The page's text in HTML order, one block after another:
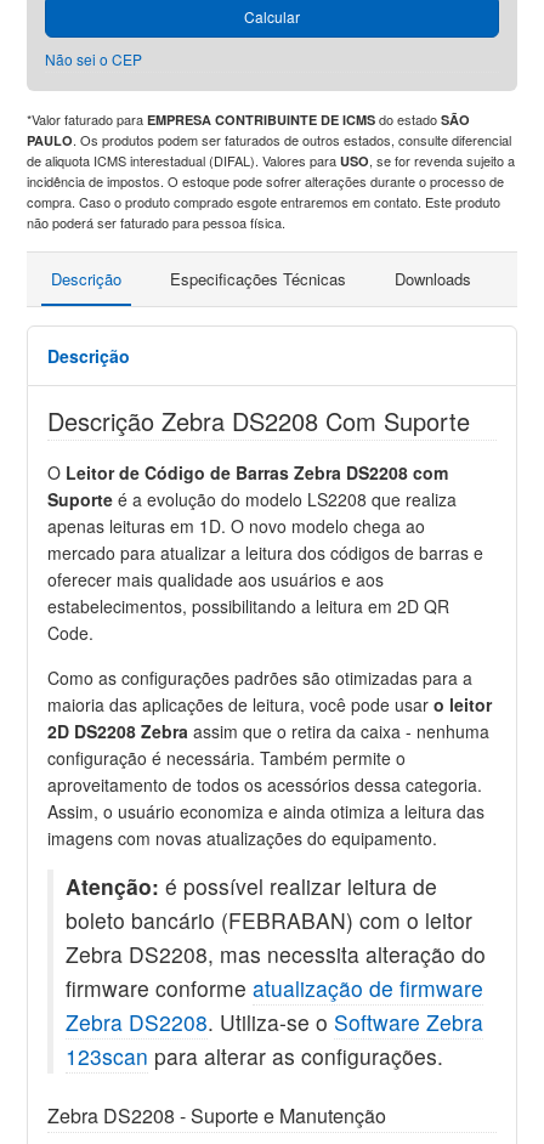
Calcular
Não sei o CEP
*Valor faturado paraEMPRESA CONTRIBUINTE DE ICMS do estadoSÃO
PAULO. Os produtos podem ser faturados de outros estados, consulte diferencial
de aliquota ICMS interestadual (DIFAL). Valores paraUSO, se for revenda sujeito a
incidência de impostos. O estoque pode sofrer alterações durante o processo de
compra. Caso o produto comprado esgote entraremos em contato. Este produto
não poderá ser faturado para pessoa física.
Descrição Especificações Técnicas Downloads
Descrição
Descrição Zebra DS2208 Com Suporte
O Leitor de Código de Barras Zebra DS2208 com
Suporteé a evolução do modelo LS2208 que realiza
apenas leituras em 1D. O novo modelo chega ao
mercado para atualizar a leitura dos códigos de barras e
oferecer mais qualidade aos usuários e aos
estabelecimentos, possibilitando a leitura em 2D QR
Code.
Como as configurações padrões são otimizadas para a
maioria das aplicações de leitura, você pode usaro leitor
2D DS2208 Zebra assim que o retira da caixa - nenhuma
configuração é necessária. Também permite o
aproveitamento de todos os acessórios dessa categoria.
Assim, o usuário economiza e ainda otimiza a leitura das
imagens com novas atualizações do equipamento.
Atenção: é possível realizar leitura de
boleto bancário (FEBRABAN) com o leitor
Zebra DS2208, mas necessita alteração do
firmware conformeatualização de firmware
Zebra DS2208. Utiliza-se o Software Zebra
123scan para alterar as configurações.
Zebra DS2208 - Suporte e Manutenção